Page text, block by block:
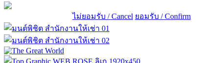
ไม่ยอมรับ / Cancel ยอมรับ / Confirm